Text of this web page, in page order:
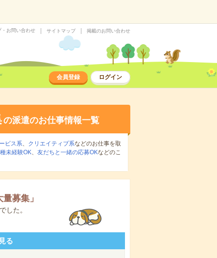
・お問い合わせ サイトマップ 掲載のお問い合わせ
会員登録 ログイン
の派遣のお仕事情報一覧
ビス系、 クリエイティブ系などのお仕事を取
未経験OK、 友だちと一緒の応募OKなどのこ
量募集 」
した。
る